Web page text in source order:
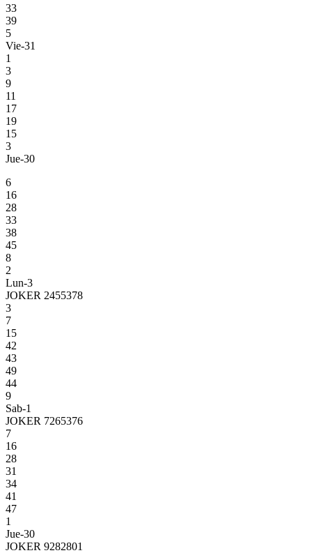
33
39
5
Vie-31
1
3
9
11
17
19
15
3
Jue-30
6
16
28
33
38
45
8
2
Lun-3
JOKER 2455378
3
7
15
42
43
49
44
9
Sab-1
JOKER 7265376
7
16
28
31
34
41
47
1
Jue-30
JOKER 9282801